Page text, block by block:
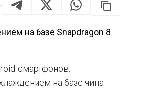
на базе Snapdragon 8
смартфонов.
на базе чипа